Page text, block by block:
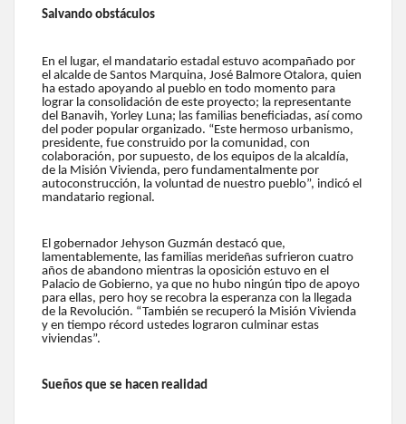
Salvando obstáculos
En el lugar, el mandatario estadal estuvo acompañado por
el alcalde de Santos Marquina, José Balmore Otalora, quien
ha estado apoyando al pueblo en todo momento para
lograr la consolidación de este proyecto; la representante
del Banavih, Yorley Luna; las familias beneficiadas, así como
del poder popular organizado. “Este hermoso urbanismo,
presidente, fue construido por la comunidad, con
colaboración, por supuesto, de los equipos de la alcaldía,
de la Misión Vivienda, pero fundamentalmente por
autoconstrucción, la voluntad de nuestro pueblo”, indicó el
mandatario regional.
El gobernador Jehyson Guzmán destacó que,
lamentablemente, las familias merideñas sufrieron cuatro
años de abandono mientras la oposición estuvo en el
Palacio de Gobierno, ya que no hubo ningún tipo de apoyo
para ellas, pero hoy se recobra la esperanza con la llegada
de la Revolución. “También se recuperó la Misión Vivienda
y en tiempo récord ustedes lograron culminar estas
viviendas”.
Sueños que se hacen realidad